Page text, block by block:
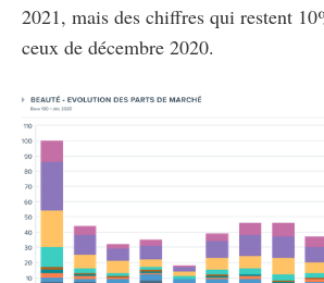
2021, mais des chiffres qui restent
ceux de décembre 2020.